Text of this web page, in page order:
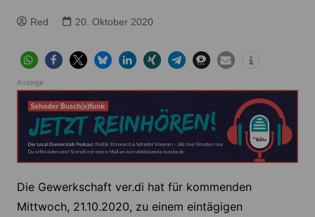
Red 20. Oktober 2020
Anzeige
Die Gewerkschaft ver.di hat für kommenden
Mittwoch, 21.10.2020, zu einem eintägigen